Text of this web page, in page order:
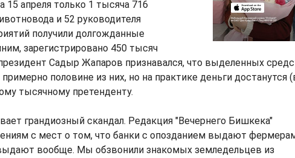
апреля только 1 тысяча 716
и 52 руководителя
получили долгожданные
зарегистрировано 450 тысяч
Садыр Жапаров признавался, что выделенных
половине из них, но на практике деньги достанутся
тысячному претенденту.
грандиозный скандал. Редакция "Вечернего Бишкека"
с мест о том, что банки с опозданием выдают
вообще. Мы обзвонили знакомых земледельцев из